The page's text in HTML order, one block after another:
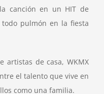
canción en un HIT de
pulmón en la fiesta
artistas de casa, WKMX
el talento que vive en
como una familia.